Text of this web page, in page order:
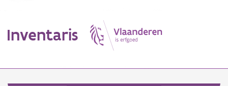
Inventaris